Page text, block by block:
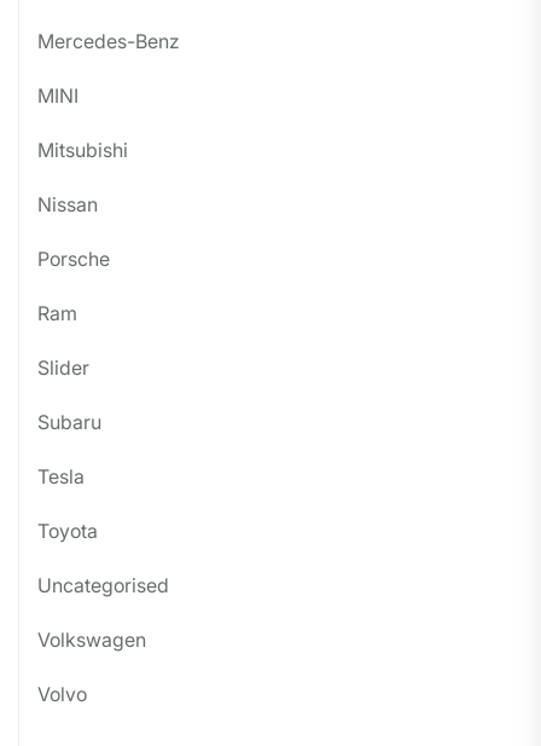
Mercedes-Benz
MINI
Mitsubishi
Nissan
Porsche
Ram
Slider
Subaru
Tesla
Toyota
Uncategorised
Volkswagen
Volvo